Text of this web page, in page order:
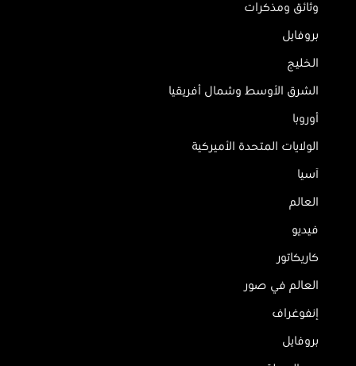
وثائق ومذكرات
بروفايل
الخليج
الشرق الأوسط وشمال أفريقيا
أوروبا
الولايات المتحدة الأميركية
آسيا
العالم
فيديو
كاريكاتور
العالم في صور
إنفوغراف
بروفايل